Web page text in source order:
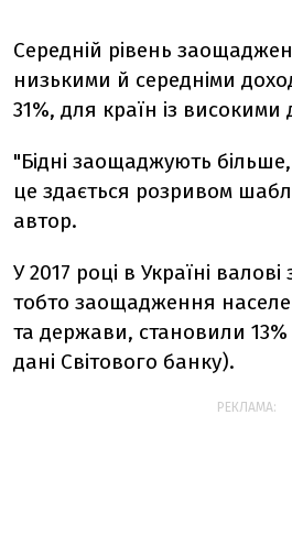
Середній рівень
низькими й середніми
31%, для країн із
"Бідні заощаджують більше,
це здається розривом
автор.
У 2017 році в Україні
тобто заощадження
та держави, становили 13%
дані Світового банку).
РЕКЛАМА: